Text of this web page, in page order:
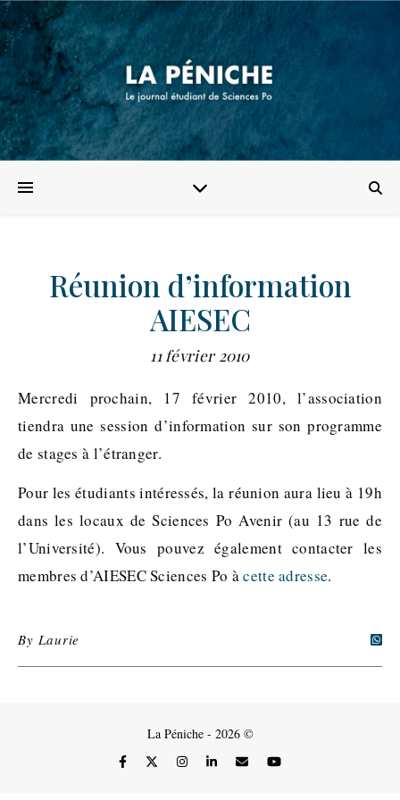
Réunion d’information
AIESEC
11 février 2010
Mercredi prochain, 17 février 2010, l’association
tiendra une session d’information sur son programme
de stages à l’étranger.
Pour les étudiants intéressés, la réunion aura lieu à 19h
dans les locaux de Sciences Po Avenir (au 13 rue de
l’Université). Vous pouvez également contacter les
membres d’AIESEC Sciences Po àcette adresse.
ByLaurie
La Péniche - 2026 ©